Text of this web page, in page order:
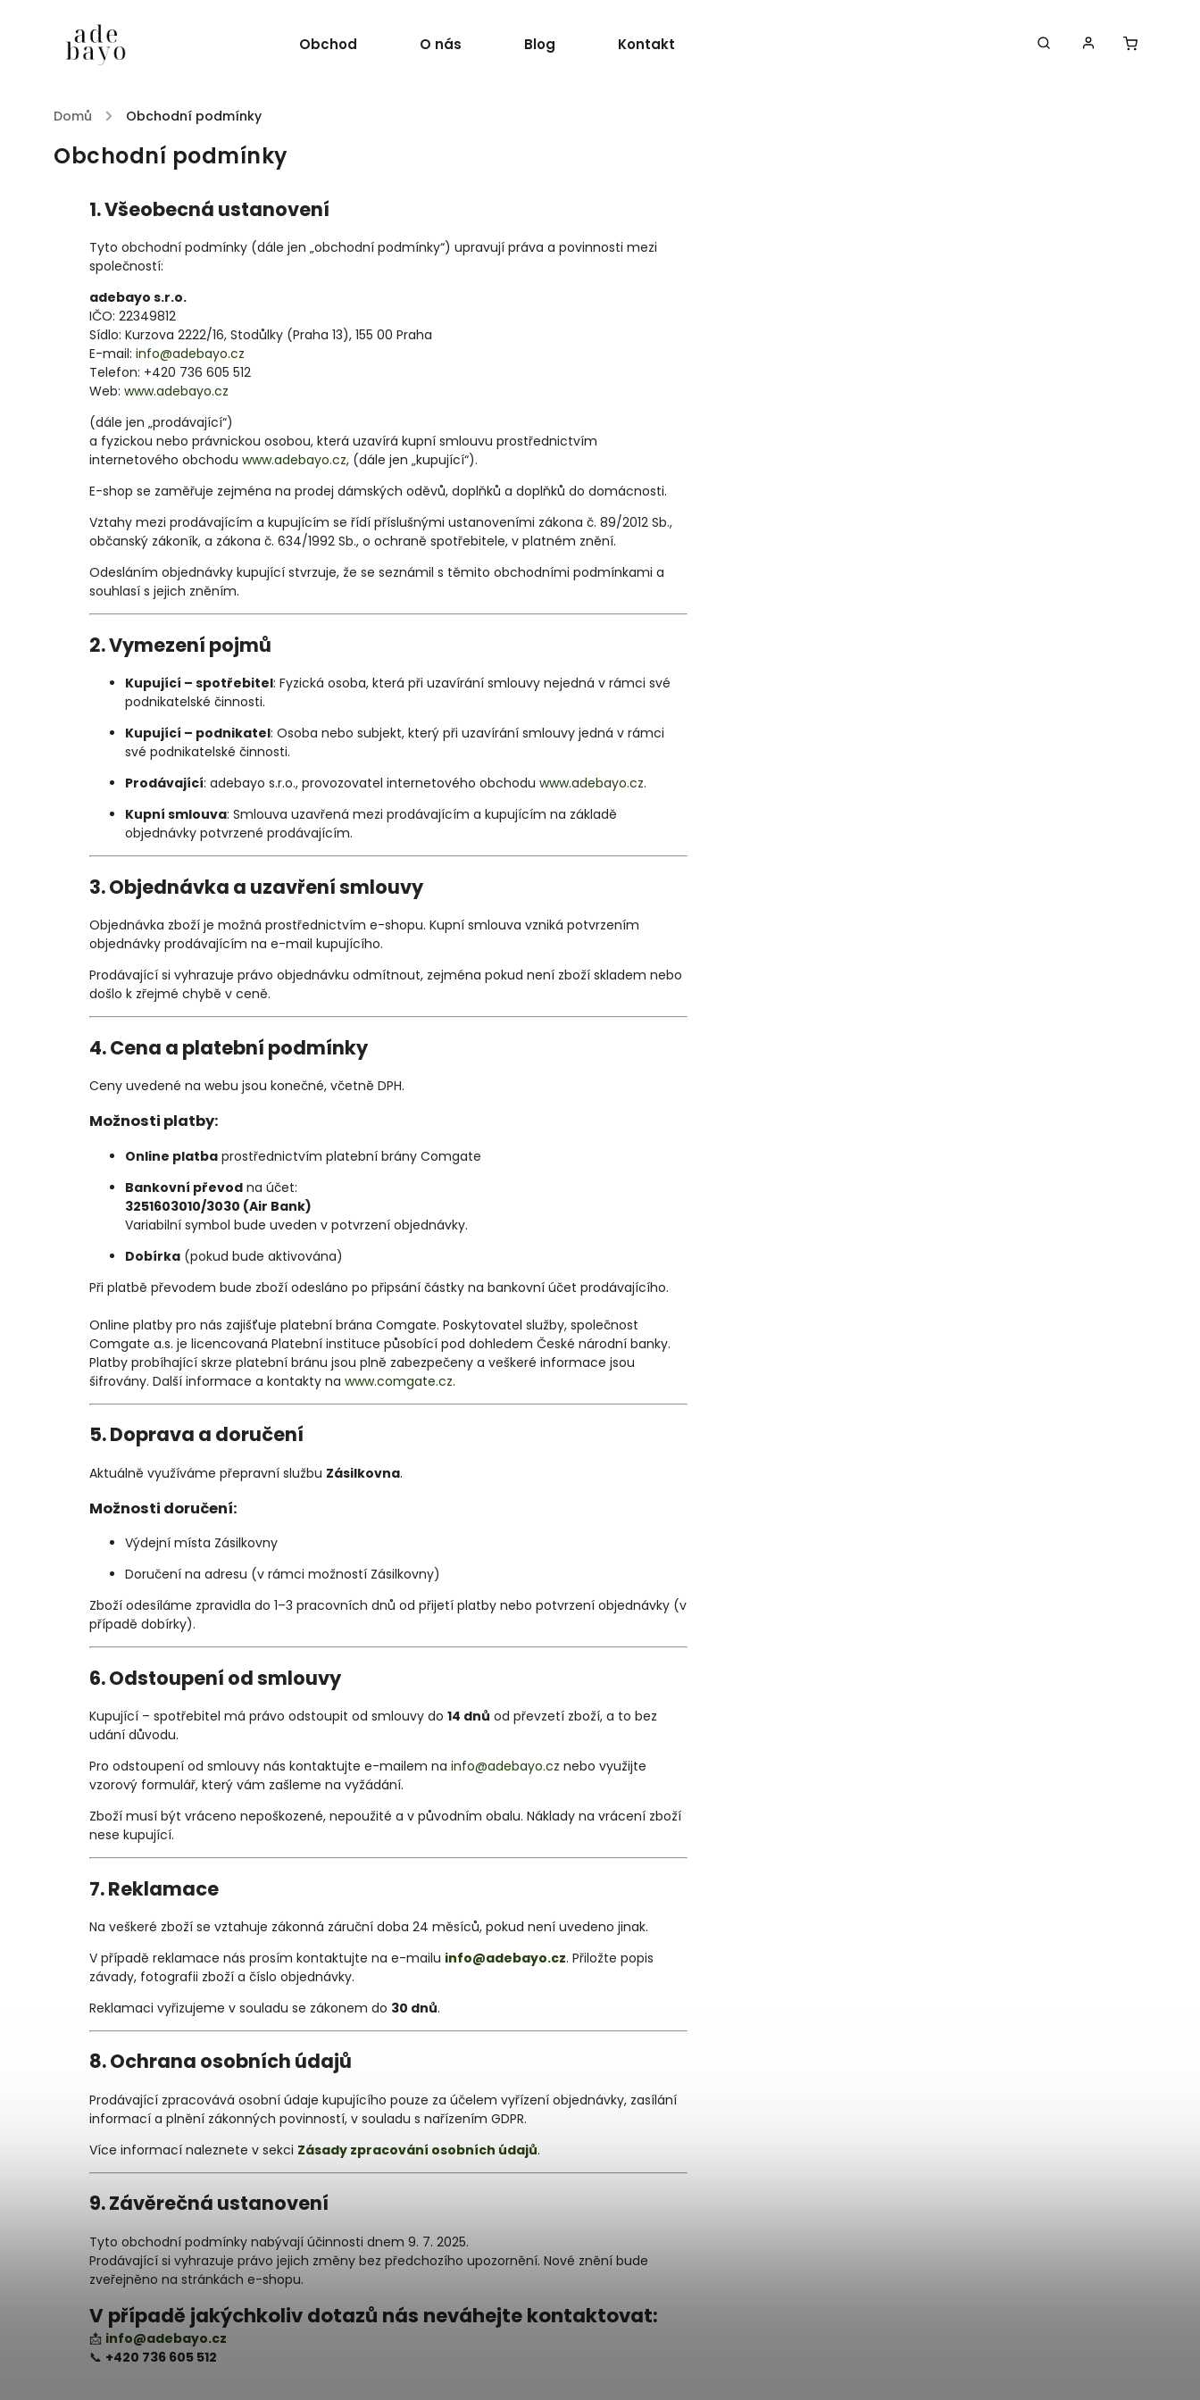
Obchod O nás Blog Kontakt
Domů / Obchodní podmínky
Obchodní podmínky
1. Všeobecná ustanovení
Tyto obchodní podmínky (dále jen „obchodní podmínky“) upravují práva a povinnosti mezi
společností:
adebayo s.r.o.
IČO: 22349812
Sídlo: Kurzova 2222/16, Stodůlky (Praha 13), 155 00 Praha
E-mail: info@adebayo.cz
Telefon: +420 736 605 512
Web: www.adebayo.cz
(dále jen „prodávající“)
a fyzickou nebo právnickou osobou, která uzavírá kupní smlouvu prostřednictvím
internetového obchodu www.adebayo.cz, (dále jen „kupující“).
E-shop se zaměřuje zejména na prodej dámských oděvů, doplňků a doplňků do domácnosti.
Vztahy mezi prodávajícím a kupujícím se řídí příslušnými ustanoveními zákona č. 89/2012 Sb.,
občanský zákoník, a zákona č. 634/1992 Sb., o ochraně spotřebitele, v platném znění.
Odesláním objednávky kupující stvrzuje, že se seznámil s těmito obchodními podmínkami a
souhlasí s jejich zněním.
2. Vymezení pojmů
Kupující – spotřebitel: Fyzická osoba, která při uzavírání smlouvy nejedná v rámci své
podnikatelské činnosti.
Kupující – podnikatel: Osoba nebo subjekt, který při uzavírání smlouvy jedná v rámci
své podnikatelské činnosti.
Prodávající: adebayo s.r.o., provozovatel internetového obchodu www.adebayo.cz.
Kupní smlouva: Smlouva uzavřená mezi prodávajícím a kupujícím na základě
objednávky potvrzené prodávajícím.
3. Objednávka a uzavření smlouvy
Objednávka zboží je možná prostřednictvím e-shopu. Kupní smlouva vzniká potvrzením
objednávky prodávajícím na e-mail kupujícího.
Prodávající si vyhrazuje právo objednávku odmítnout, zejména pokud není zboží skladem nebo
došlo k zřejmé chybě v ceně.
4. Cena a platební podmínky
Ceny uvedené na webu jsou konečné, včetně DPH.
Možnosti platby:
Online platba prostřednictvím platební brány Comgate
Bankovní převod na účet:
3251603010/3030 (Air Bank)
Variabilní symbol bude uveden v potvrzení objednávky.
Dobírka (pokud bude aktivována)
Při platbě převodem bude zboží odesláno po připsání částky na bankovní účet prodávajícího.
Online platby pro nás zajišťuje platební brána Comgate. Poskytovatel služby, společnost
Comgate a.s. je licencovaná Platební instituce působící pod dohledem České národní banky.
Platby probíhající skrze platební bránu jsou plně zabezpečeny a veškeré informace jsou
šifrovány. Další informace a kontakty na www.comgate.cz.
5. Doprava a doručení
Aktuálně využíváme přepravní službu Zásilkovna.
Možnosti doručení:
Výdejní místa Zásilkovny
Doručení na adresu (v rámci možností Zásilkovny)
Zboží odesíláme zpravidla do 1–3 pracovních dnů od přijetí platby nebo potvrzení objednávky (v
případě dobírky).
6. Odstoupení od smlouvy
Kupující – spotřebitel má právo odstoupit od smlouvy do 14 dnů od převzetí zboží, a to bez
udání důvodu.
Pro odstoupení od smlouvy nás kontaktujte e-mailem na info@adebayo.cz nebo využijte
vzorový formulář, který vám zašleme na vyžádání.
Zboží musí být vráceno nepoškozené, nepoužité a v původním obalu. Náklady na vrácení zboží
nese kupující.
7. Reklamace
Na veškeré zboží se vztahuje zákonná záruční doba 24 měsíců, pokud není uvedeno jinak.
V případě reklamace nás prosím kontaktujte na e-mailu info@adebayo.cz. Přiložte popis
závady, fotografii zboží a číslo objednávky.
Reklamaci vyřizujeme v souladu se zákonem do 30 dnů.
8. Ochrana osobních údajů
Prodávající zpracovává osobní údaje kupujícího pouze za účelem vyřízení objednávky, zasílání
informací a plnění zákonných povinností, v souladu s nařízením GDPR.
Více informací naleznete v sekci Zásady zpracování osobních údajů.
9. Závěrečná ustanovení
Tyto obchodní podmínky nabývají účinnosti dnem 9. 7. 2025.
Prodávající si vyhrazuje právo jejich změny bez předchozího upozornění. Nové znění bude
zveřejněno na stránkách e-shopu.
V případě jakýchkoliv dotazů nás neváhejte kontaktovat:
📩 info@adebayo.cz
📞 +420 736 605 512